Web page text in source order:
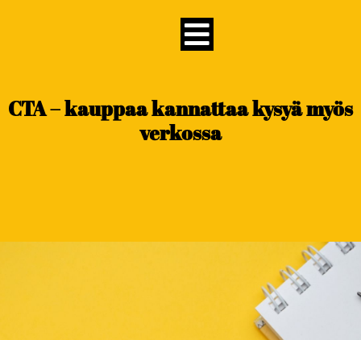
CTA – kauppaa kannattaa kysyä myös
verkossa